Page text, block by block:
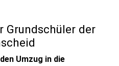
Grundschüler der
Umzug in die